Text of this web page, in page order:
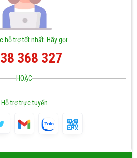
hỗ trợ tốt nhất. Hãy gọi:
368 327
HOẶC
Hỗ trợ trực tuyến